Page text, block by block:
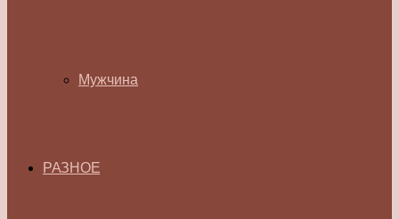
Мужчина
РАЗНОЕ